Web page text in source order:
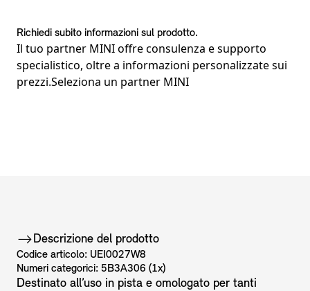
Richiedi subito informazioni sul prodotto.
Il tuo partner MINI offre consulenza e supporto
specialistico, oltre a informazioni personalizzate sui
prezzi.Seleziona un partner MINI
Descrizione del prodotto
Codice articolo: UEI0027W8
Numeri categorici: 5B3A306 (1x)
Destinato all’uso in pista e omologato per tanti